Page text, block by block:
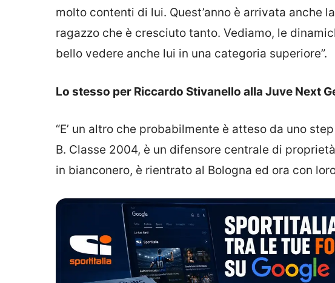
molto contenti di lui. Quest’anno è arrivata anche
ragazzo che è cresciuto tanto. Vediamo, le
bello vedere anche lui in una categoria superiore”.
Lo stesso per Riccardo Stivanello alla Juve Next
“E’ un altro che probabilmente è atteso da uno
B. Classe 2004, è un difensore centrale di
in bianconero, è rientrato al Bologna ed ora con